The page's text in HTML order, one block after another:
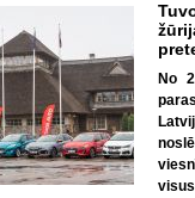
No